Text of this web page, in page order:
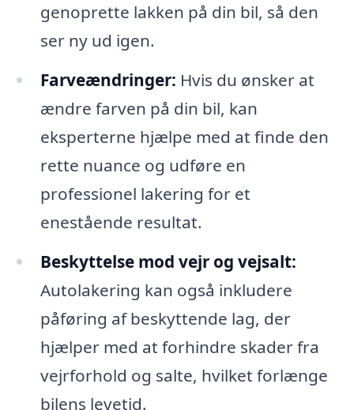
genoprette lakken på din bil, så den
ser ny ud igen.
Farveændringer: Hvis du ønsker at
ændre farven på din bil, kan
eksperterne hjælpe med at finde den
rette nuance og udføre en
professionel lakering for et
enestående resultat.
Beskyttelse mod vejr og vejsalt:
Autolakering kan også inkludere
påføring af beskyttende lag, der
hjælper med at forhindre skader fra
vejrforhold og salte, hvilket forlænge
bilens levetid.